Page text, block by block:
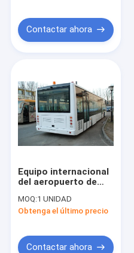
litros
Contactar ahora
Equipo internacional
del aeropuerto de
autobús de la
izquierda/de la
MOQ:1 UNIDAD
Obtenga el último precio
Contactar ahora